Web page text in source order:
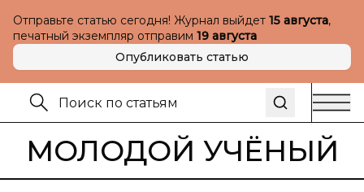
Отправьте статью сегодня! Журнал выйдет 15 августа,
печатный экземпляр отправим 19 августа
Опубликовать статью
МОЛОДОЙ УЧЁНЫЙ